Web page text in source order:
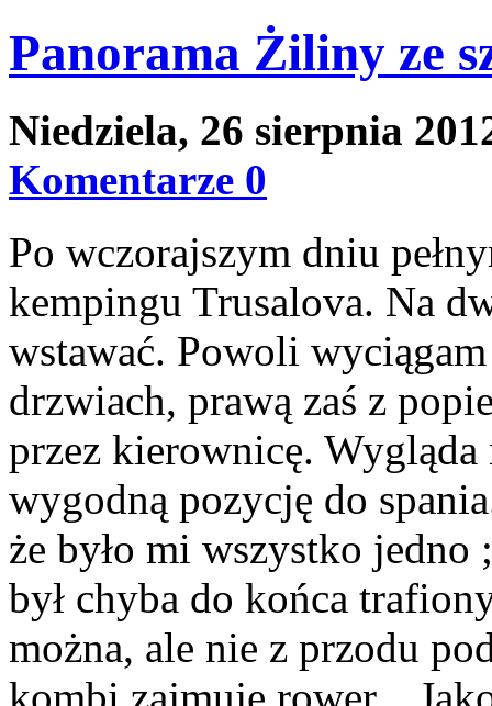
Panorama Żiliny ze
Niedziela, 26 sierpnia
Komentarze 0
Po wczorajszym dniu
kempingu Trusalova. Na
wstawać. Powoli
drzwiach, prawą zaś z
przez kierownicę. Wygląda
wygodną pozycję do
że było mi wszystko jedno
był chyba do końca
można, ale nie z przodu